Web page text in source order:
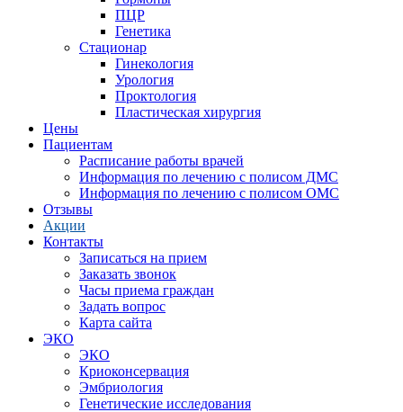
ПЦР
Генетика
Стационар
Гинекология
Урология
Проктология
Пластическая хирургия
Цены
Пациентам
Расписание работы врачей
Информация по лечению с полисом ДМС
Информация по лечению с полисом ОМС
Отзывы
Акции
Контакты
Записаться на прием
Заказать звонок
Часы приема граждан
Задать вопрос
Карта сайта
ЭКО
ЭКО
Криоконсервация
Эмбриология
Генетические исследования